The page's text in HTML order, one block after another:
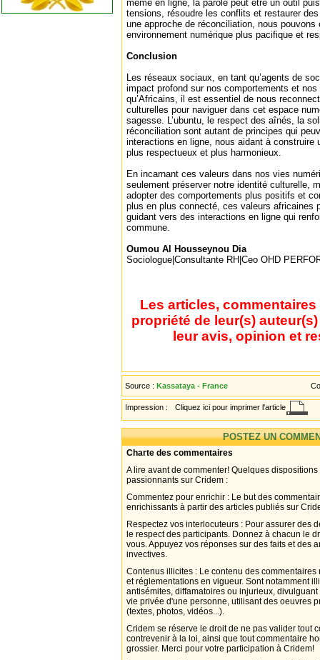
même en ligne, la parole peut être un outil
tensions, résoudre les conflits et restaurer
une approche de réconciliation, nous pouvons
environnement numérique plus pacifique et
Conclusion
Les réseaux sociaux, en tant qu’agents de
impact profond sur nos comportements et
qu’Africains, il est essentiel de nous
culturelles pour naviguer dans cet espace
sagesse. L’ubuntu, le respect des aînés, la
réconciliation sont autant de principes qui
interactions en ligne, nous aidant à construire
plus respectueux et plus harmonieux.
En incarnant ces valeurs dans nos vies
seulement préserver notre identité culturelle,
adopter des comportements plus positifs et
plus en plus connecté, ces valeurs africaines
guidant vers des interactions en ligne qui
commune.
Oumou Al Housseynou Dia
Sociologue|Consultante RH|Ceo OHD
Les articles,
propriété de leur(s)
leur avis, opinion et
Source : Kassataya - France
Impression : Cliquez ici pour imprimer l'article
POSTEZ UN
Charte des commentaires
A lire avant de commenter! Quelques
passionnants sur Cridem :
Commentez pour enrichir : Le but des
enrichissants à partir des articles publiés sur
Respectez vos interlocuteurs : Pour assurer des
le respect des participants. Donnez à chacun le
vous. Appuyez vos réponses sur des faits et des
invectives.
Contenus illicites : Le contenu des
et réglementations en vigueur. Sont notamment
antisémites, diffamatoires ou injurieux,
vie privée d'une personne, utilisant des oeuvres
(textes, photos, vidéos...).
Cridem se réserve le droit de ne pas valider tout
contrevenir à la loi, ainsi que tout commentaire
grossier. Merci pour votre participation à Cridem!